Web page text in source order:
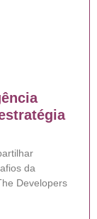
da
Developers